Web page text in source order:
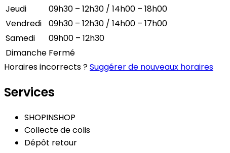
Jeudi
09h30 – 12h30 / 14h00 – 18h00
Vendredi
09h30 – 12h30 / 14h00 – 17h00
Samedi
09h00 – 12h30
Dimanche Fermé
Horaires incorrects ?Suggérer de nouveaux horaires
Services
SHOPINSHOP
Collecte de colis
Dépôt retour